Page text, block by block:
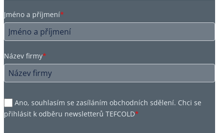
Jméno a příjmení*
Název firmy*
Ano, souhlasím se zasíláním obchodních sdělení. Chci se
přihlásit k odběru newsletterů TEFCOLD*